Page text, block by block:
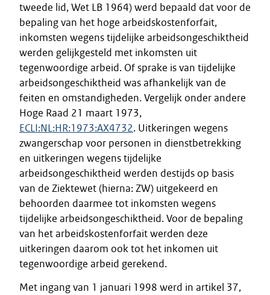
tweede lid, Wet LB 1964) werd bepaald dat voor de
bepaling van het hoge arbeidskostenforfait,
inkomsten wegens tijdelijke arbeidsongeschiktheid
werden gelijkgesteld met inkomsten uit
tegenwoordige arbeid. Of sprake is van tijdelijke
arbeidsongeschiktheid was afhankelijk van de
feiten en omstandigheden. Vergelijk onder andere
Hoge Raad 21 maart 1973,
ECLI:NL:HR:1973:AX4732. Uitkeringen wegens
zwangerschap voor personen in dienstbetrekking
en uitkeringen wegens tijdelijke
arbeidsongeschiktheid werden destijds op basis
van de Ziektewet (hierna: ZW) uitgekeerd en
behoorden daarmee tot inkomsten wegens
tijdelijke arbeidsongeschiktheid. Voor de bepaling
van het arbeidskostenforfait werden deze
uitkeringen daarom ook tot het inkomen uit
tegenwoordige arbeid gerekend.
Met ingang van 1 januari 1998 werd in artikel 37,